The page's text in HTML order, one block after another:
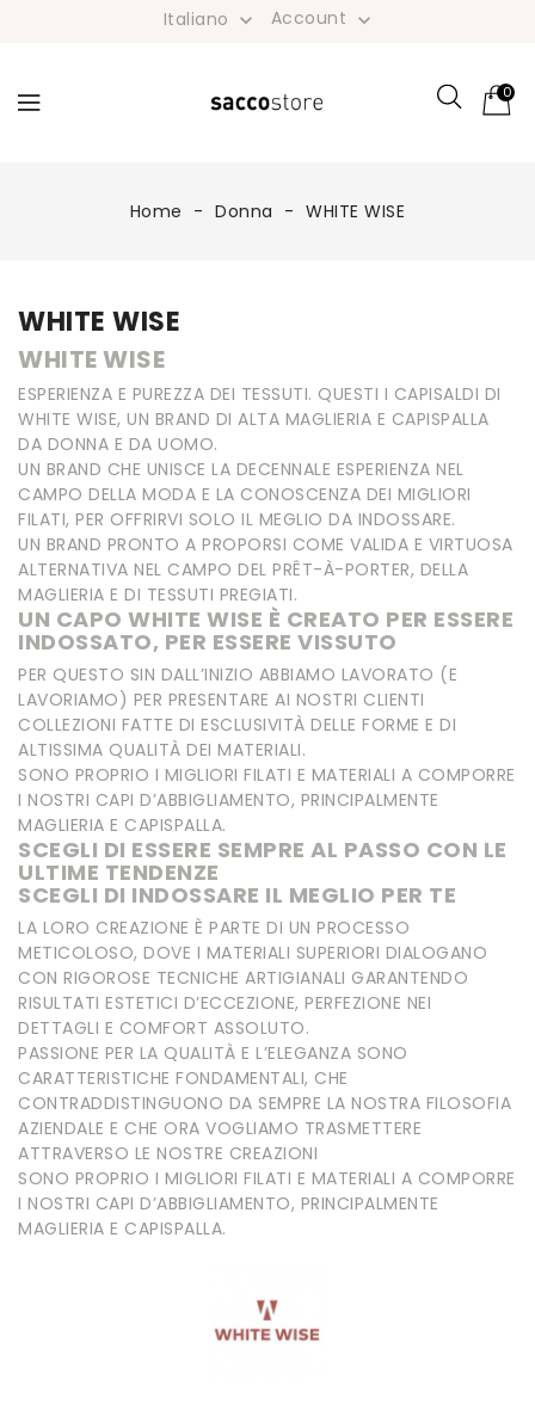
Italiano  Account 
0
Home Donna WHITE WISE
WHITE WISE
WHITE WISE
ESPERIENZA E PUREZZA DEI TESSUTI. QUESTI I CAPISALDI DI
WHITE WISE, UN BRAND DI ALTA MAGLIERIA E CAPISPALLA
DA DONNA E DA UOMO.
UN BRAND CHE UNISCE LA DECENNALE ESPERIENZA NEL
CAMPO DELLA MODA E LA CONOSCENZA DEI MIGLIORI
FILATI, PER OFFRIRVI SOLO IL MEGLIO DA INDOSSARE.
UN BRAND PRONTO A PROPORSI COME VALIDA E VIRTUOSA
ALTERNATIVA NEL CAMPO DEL PRÊT-À-PORTER, DELLA
MAGLIERIA E DI TESSUTI PREGIATI.
UN CAPO WHITE WISE È CREATO PER ESSERE
INDOSSATO, PER ESSERE VISSUTO
PER QUESTO SIN DALL’INIZIO ABBIAMO LAVORATO (E
LAVORIAMO) PER PRESENTARE AI NOSTRI CLIENTI
COLLEZIONI FATTE DI ESCLUSIVITÀ DELLE FORME E DI
ALTISSIMA QUALITÀ DEI MATERIALI.
SONO PROPRIO I MIGLIORI FILATI E MATERIALI A COMPORRE
I NOSTRI CAPI D’ABBIGLIAMENTO, PRINCIPALMENTE
MAGLIERIA E CAPISPALLA.
SCEGLI DI ESSERE SEMPRE AL PASSO CON LE
ULTIME TENDENZE
SCEGLI DI INDOSSARE IL MEGLIO PER TE
LA LORO CREAZIONE È PARTE DI UN PROCESSO
METICOLOSO, DOVE I MATERIALI SUPERIORI DIALOGANO
CON RIGOROSE TECNICHE ARTIGIANALI GARANTENDO
RISULTATI ESTETICI D’ECCEZIONE, PERFEZIONE NEI
DETTAGLI E COMFORT ASSOLUTO.
PASSIONE PER LA QUALITÀ E L’ELEGANZA SONO
CARATTERISTICHE FONDAMENTALI, CHE
CONTRADDISTINGUONO DA SEMPRE LA NOSTRA FILOSOFIA
AZIENDALE E CHE ORA VOGLIAMO TRASMETTERE
ATTRAVERSO LE NOSTRE CREAZIONI
SONO PROPRIO I MIGLIORI FILATI E MATERIALI A COMPORRE
I NOSTRI CAPI D’ABBIGLIAMENTO, PRINCIPALMENTE
MAGLIERIA E CAPISPALLA.